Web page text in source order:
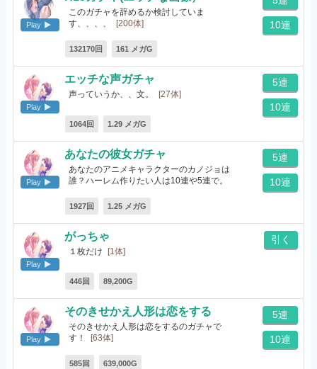
Play
このガチャを辞めるか検討していま
す、、、、
[200体]
132170回 161 メガG
10連
Play
エッチな声ガチャ
声っていうか、、文。 [27体]
1064回 1.29 メガG
5連
10連
Play
あなたの彼女ガチャ
あなたのアニメキャラクターのカノジョは
誰？ハーレム作りたい人は10連や5連で。
1927回 1.25 メガG
5連
10連
Play
がっちゃ
１枚だけ [1体]
446回 89,200G
引く
Play
そのきせかえ人形は恋をする
そのきせかえ人形は恋をするのガチャで
す！
[63体]
585回 639,000G
5連
10連